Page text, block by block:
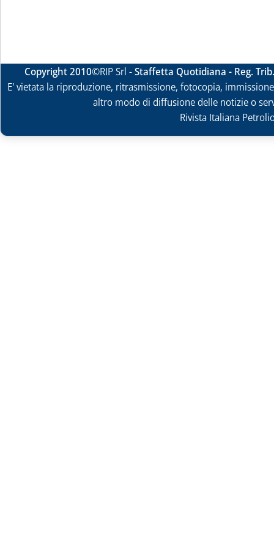
Copyright 2010©RIP Srl -Staffetta Quotidiana - Reg.
E' vietata la riproduzione, ritrasmissione, fotocopia,
altro modo di diffusione delle notizie o
Rivista Italiana